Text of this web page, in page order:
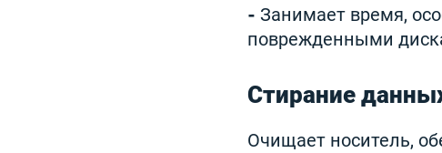
- Занимает время,
поврежденными
Стирание
Очищает носитель,